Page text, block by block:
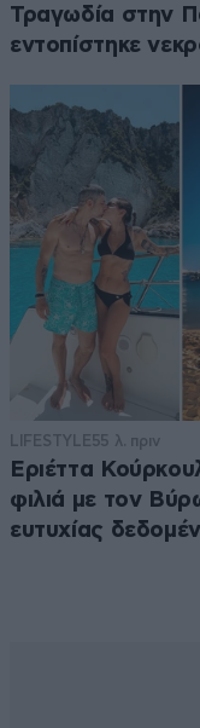
Τραγωδία στην
εντοπίστηκε
LIFESTYLE55 λ. πριν
Εριέττα
φιλιά με τον
ευτυχίας